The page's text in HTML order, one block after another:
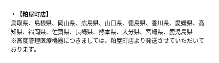
【粕屋町店】
鳥取県、島根県、岡山県、広島県、山口県、徳島県、香川県、愛媛県、高
知県、福岡県、佐賀県、長崎県、熊本県、大分県、宮崎県、鹿児島県
※高度管理医療機器につきましては、粕屋町店より発送させていただいて
おります。